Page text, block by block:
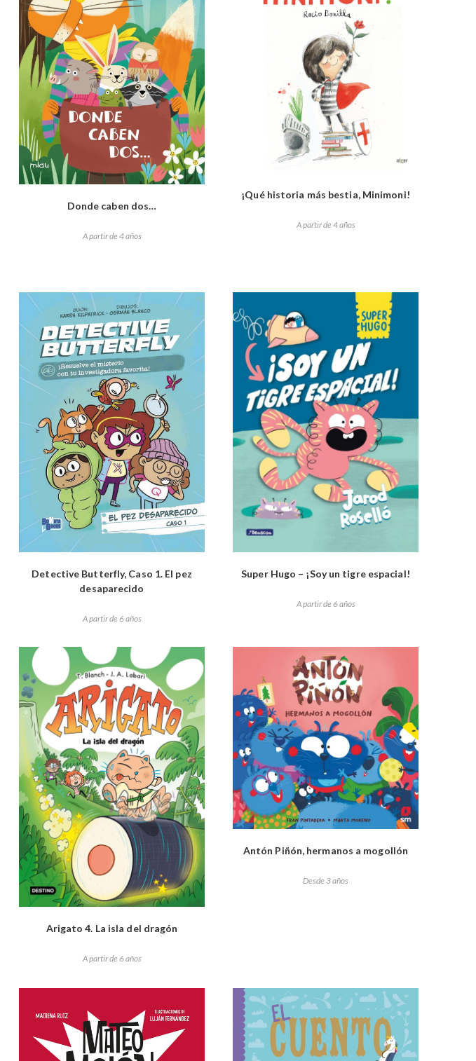
Donde caben dos…
A partir de 4 años
¡Qué historia más bestia, Minimoni!
A partir de 4 años
Detective Butterfly, Caso 1. El pez
desaparecido
A partir de 6 años
Super Hugo – ¡Soy un tigre espacial!
A partir de 6 años
Arigato 4. La isla del dragón
A partir de 6 años
Antón Piñón, hermanos a mogollón
Desde 3 años